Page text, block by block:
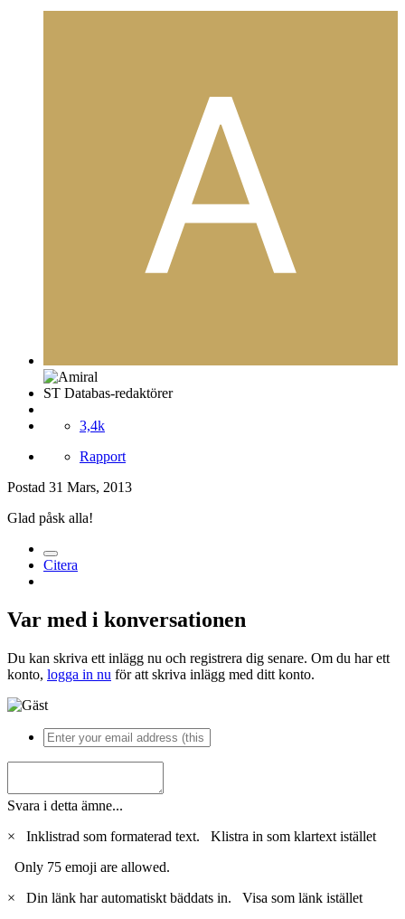
ST Databas-redaktörer
3,4k
Rapport
Postad 31 Mars, 2013
Glad påsk alla!
Citera
Var med i konversationen
Du kan skriva ett inlägg nu och registrera dig senare. Om du har ett
konto, logga in nu för att skriva inlägg med ditt konto.
Svara i detta ämne...
×
Inklistrad som formaterad text. Klistra in som klartext istället
Only 75 emoji are allowed.
×
Din länk har automatiskt bäddats in. Visa som länk istället